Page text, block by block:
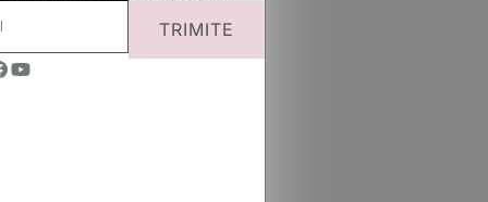
TRIMITE
YouTube